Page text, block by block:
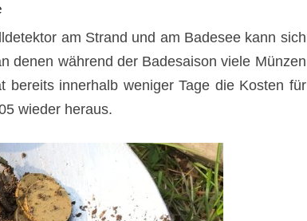
am Strand und am Badesee kann sich
denen während der Badesaison viele Münzen
bereits innerhalb weniger Tage die Kosten für
wieder heraus.